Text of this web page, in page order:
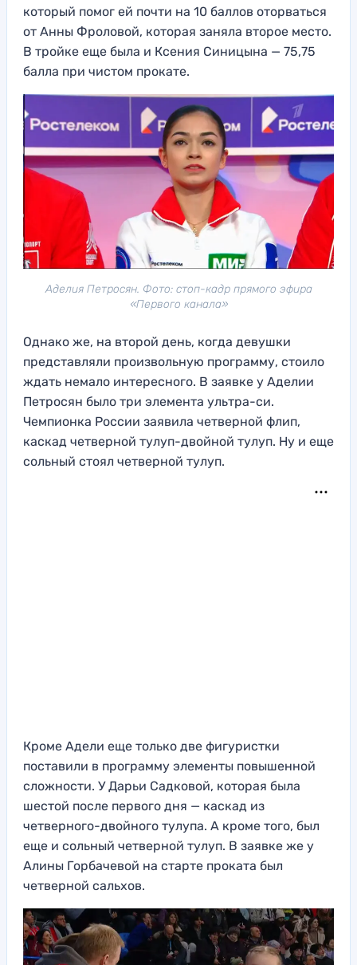
который помог ей почти на 10 баллов оторваться
от Анны Фроловой, которая заняла второе место.
В тройке еще была и Ксения Синицына — 75,75
балла при чистом прокате.
Аделия Петросян. Фото: стоп-кадр прямого эфира
«Первого канала»
Однако же, на второй день, когда девушки
представляли произвольную программу, стоило
ждать немало интересного. В заявке у Аделии
Петросян было три элемента ультра-си.
Чемпионка России заявила четверной флип,
каскад четверной тулуп-двойной тулуп. Ну и еще
сольный стоял четверной тулуп.
Кроме Адели еще только две фигуристки
поставили в программу элементы повышенной
сложности. У Дарьи Садковой, которая была
шестой после первого дня — каскад из
четверного-двойного тулупа. А кроме того, был
еще и сольный четверной тулуп. В заявке же у
Алины Горбачевой на старте проката был
четверной сальхов.